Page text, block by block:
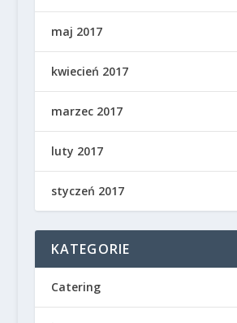
maj 2017
kwiecień 2017
marzec 2017
luty 2017
styczeń 2017
KATEGORIE
Catering